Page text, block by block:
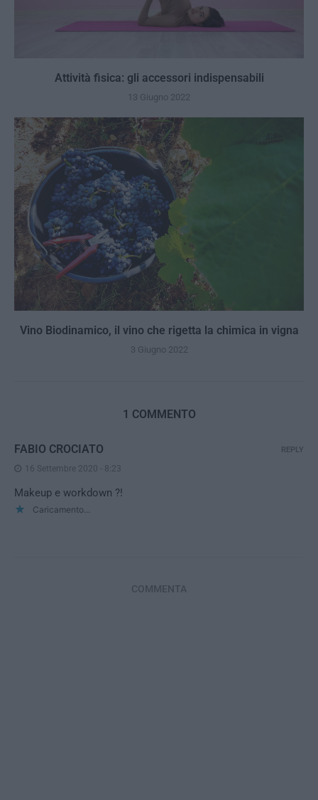
Attività fisica: gli accessori indispensabili
13 Giugno 2022
Vino Biodinamico, il vino che rigetta la chimica in vigna
3 Giugno 2022
1 COMMENTO
FABIO CROCIATO
16 Settembre 2020 - 8:23
Makeup e workdown ?!
Caricamento...
REPLY
COMMENTA